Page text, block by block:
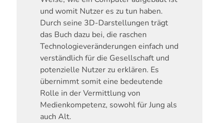
und womit Nutzer es zu tun haben.
Durch seine 3D-Darstellungen trägt
das Buch dazu bei, die raschen
Technologieveränderungen einfach und
verständlich für die Gesellschaft und
potenzielle Nutzer zu erklären. Es
übernimmt somit eine bedeutende
Rolle in der Vermittlung von
Medienkompetenz, sowohl für Jung als
auch Alt.